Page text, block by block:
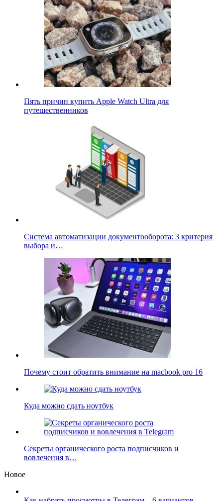
Пять причин купить Apple Watch Ultra для
путешественников
Система автоматизации документооборота: 3 критерия
выбора и…
Почему стоит обратить внимание на macbook pro 16
Куда можно сдать ноутбук
Секреты органического роста подписчиков и
вовлечения в…
Новое